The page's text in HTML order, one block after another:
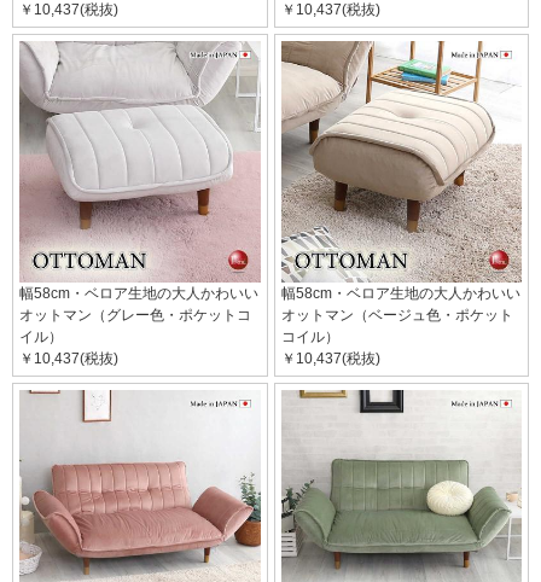
￥10,437(税抜)
￥10,437(税抜)
幅58cm・ベロア生地の大人かわいい
オットマン（グレー色・ポケットコ
イル）
￥10,437(税抜)
幅58cm・ベロア生地の大人かわいい
オットマン（ベージュ色・ポケット
コイル）
￥10,437(税抜)